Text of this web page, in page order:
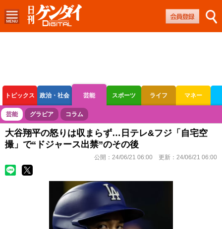
トピックス 政治・社会 芸能 スポーツ ライフ マネー
ボートレース 競輪 オートレース
芸能 グラビア コラム
大谷翔平の怒りは収まらず…日テレ&フジ「自宅空
撮」で“ドジャース出禁”のその後
公開： 24/06/21 06:00 更新： 24/06/21 06:00